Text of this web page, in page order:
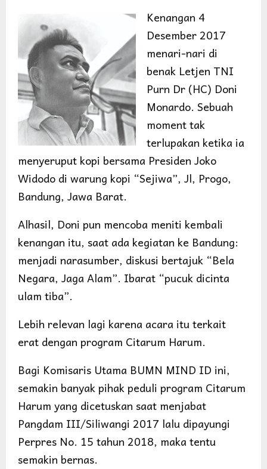
Kenangan 4
Desember 2017
menari-nari di
benak Letjen TNI
Purn Dr (HC) Doni
Monardo. Sebuah
moment tak
terlupakan ketika ia
menyeruput kopi bersama Presiden Joko
Widodo di warung kopi “Sejiwa”, Jl, Progo,
Bandung, Jawa Barat.
Alhasil, Doni pun mencoba meniti kembali
kenangan itu, saat ada kegiatan ke Bandung:
menjadi narasumber, diskusi bertajuk “Bela
Negara, Jaga Alam”. Ibarat “pucuk dicinta
ulam tiba”.
Lebih relevan lagi karena acara itu terkait
erat dengan program Citarum Harum.
Bagi Komisaris Utama BUMN MIND ID ini,
semakin banyak pihak peduli program Citarum
Harum yang dicetuskan saat menjabat
Pangdam III/Siliwangi 2017 lalu dipayungi
Perpres No. 15 tahun 2018, maka tentu
semakin bernas.